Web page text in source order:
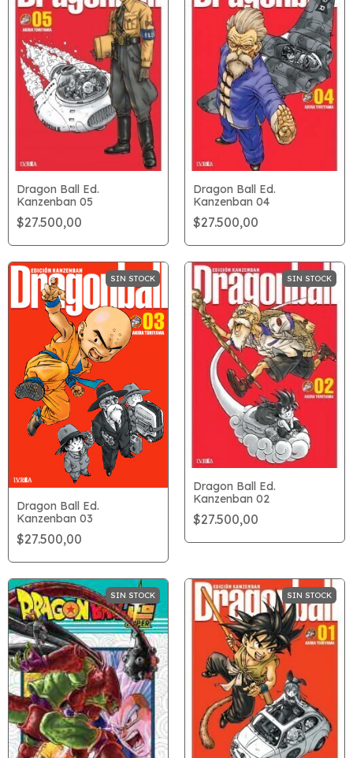
Dragon Ball Ed.
Kanzenban 05
$27.500,00
Dragon Ball Ed.
Kanzenban 04
$27.500,00
SIN STOCK
Dragon Ball Ed.
Kanzenban 03
$27.500,00
SIN STOCK
Dragon Ball Ed.
Kanzenban 02
$27.500,00
SIN STOCK SIN STOCK